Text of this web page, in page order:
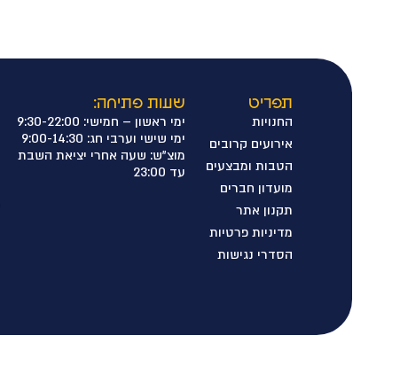
תפריט
החנויות
אירועים קרובים
הטבות ומבצעים
מועדון חברים
תקנון אתר
מדיניות פרטיות
הסדרי נגישות
שעות פתיחה:
ימי ראשון – חמישי: 9:30-22:00
ימי שישי וערבי חג: 9:00-14:30
מוצ"ש: שעה אחרי יציאת השבת
עד 23:00